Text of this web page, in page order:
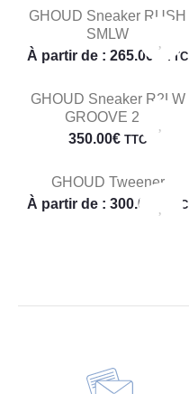
GHOUD Sneaker RUSH
SMLW
À partir de : 265.00 TTC
GHOUD Sneaker R2LW
GROOVE 2.0
350.00€ TTC
GHOUD Tweener
À partir de : 300.00 TTC